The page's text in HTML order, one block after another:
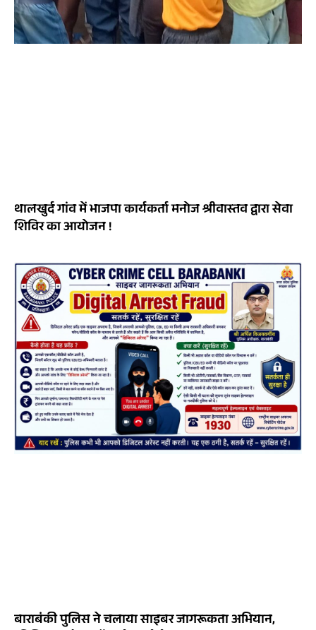
थालखुर्द गांव में भाजपा कार्यकर्ता मनोज श्रीवास्तव द्वारा सेवा
शिविर का आयोजन !
बाराबंकी पुलिस ने चलाया साइबर जागरूकता अभियान,